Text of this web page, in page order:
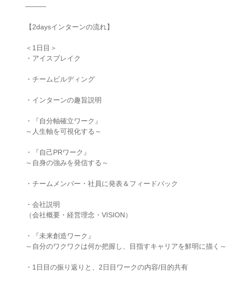
―――
【2daysインターンの流れ】
＜1日目＞
・アイスブレイク
・チームビルディング
・インターンの趣旨説明
・『自分軸確立ワーク』
～人生軸を可視化する～
・『自己PRワーク』
～自身の強みを発信する～
・チームメンバー・社員に発表＆フィードバック
・会社説明
（会社概要・経営理念・VISION）
・『未来創造ワーク』
～自分のワクワクは何か把握し、目指すキャリアを鮮明に描く～
・1日目の振り返りと、2日目ワークの内容/目的共有